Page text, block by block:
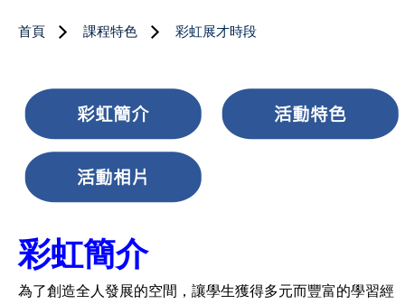
首頁 課程特色 彩虹展才時段
彩虹簡介
為了創造全人發展的空間，讓學生獲得多元而豐富的學習經